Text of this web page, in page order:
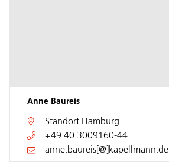
Anne Baureis
Standort Hamburg
+49 40 3009160-44
anne.baureis[@]kapellmann.de